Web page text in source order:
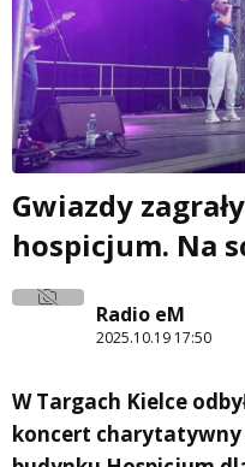
Gwiazdy
hospicjum. Na
Radio eM
2025.10.19 17:50
W Targach Kielce
koncert charytatywny